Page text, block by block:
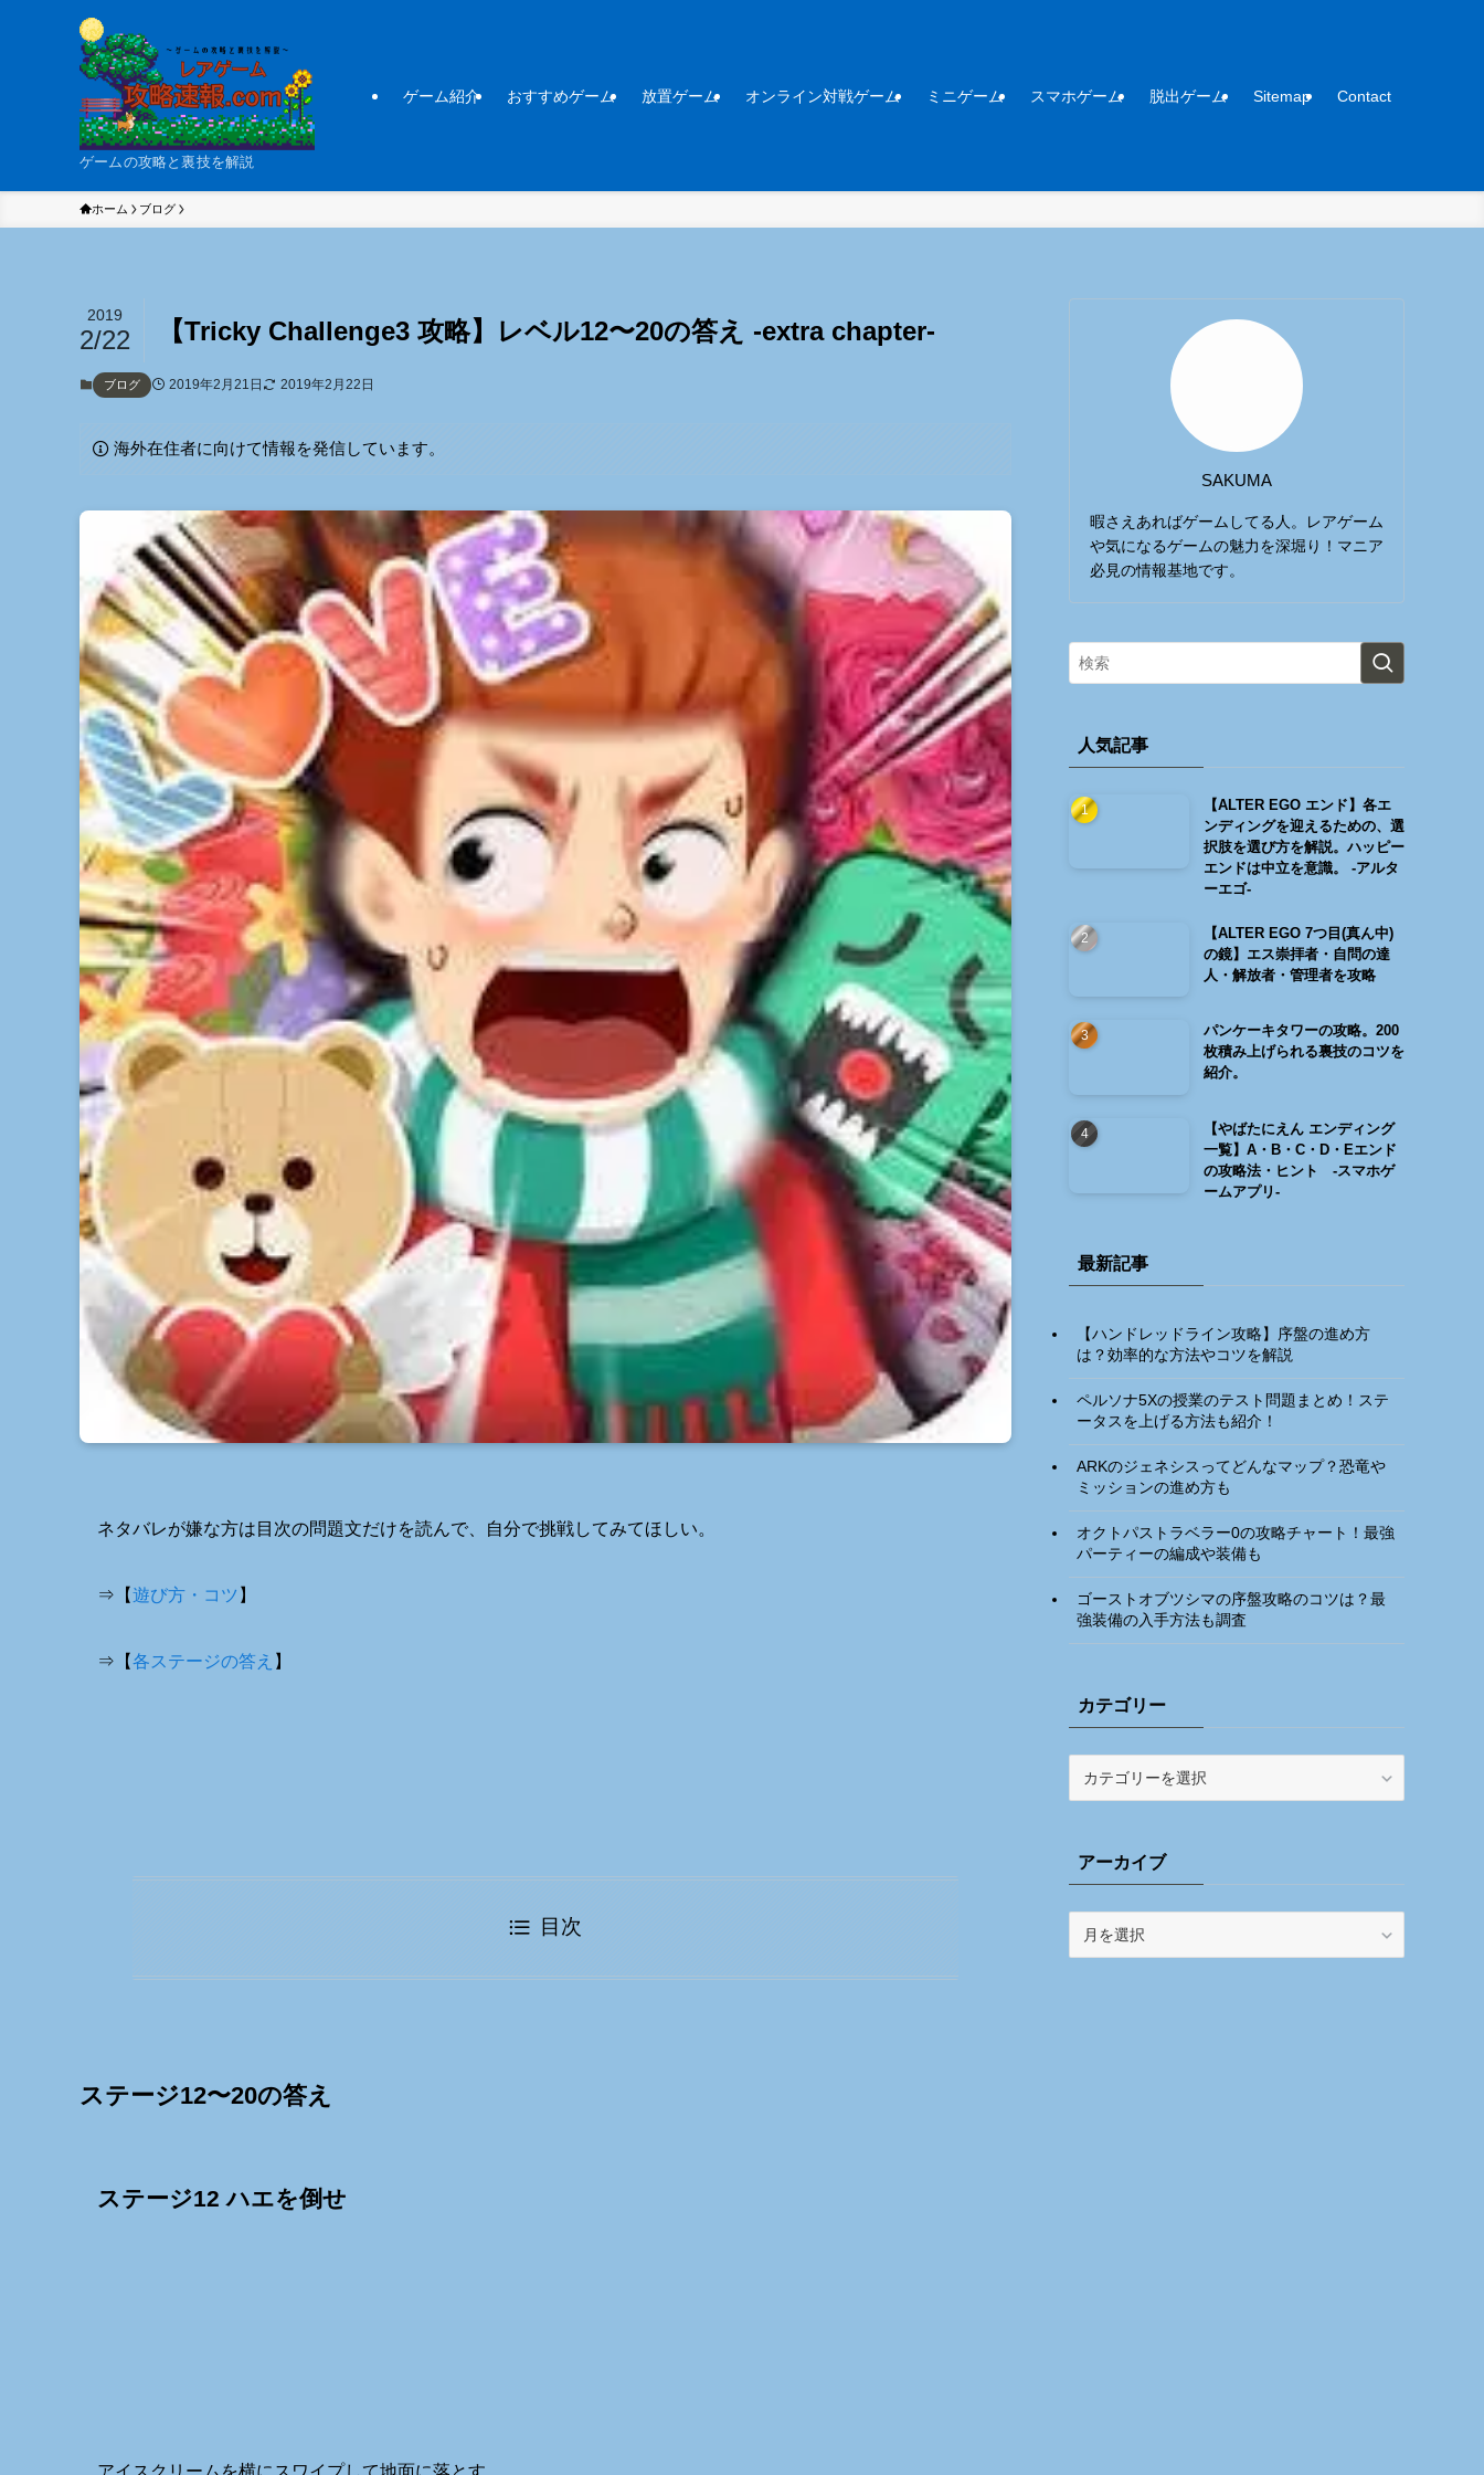
ゲームの攻略と裏技を解説
ゲーム紹介 おすすめゲーム 放置ゲーム オンライン対戦ゲーム ミニゲーム スマホゲーム 脱出ゲーム Sitemap Contact
ホーム ブログ
【Tricky Challenge3 攻略】レベル12〜20の答え -extra chapter-
2019
2/22
ブログ 2019年2月21日 2019年2月22日
海外在住者に向けて情報を発信しています。
ネタバレが嫌な方は目次の問題文だけを読んで、自分で挑戦してみてほしい。
⇒【遊び方・コツ 】
⇒【各ステージの答え 】
目次
ステージ12〜20の答え
ステージ12 ハエを倒せ
SAKUMA
暇さえあればゲームしてる人。レアゲーム
や気になるゲームの魅力を深堀り！マニア
必見の情報基地です。
人気記事
【ALTER EGO エンド】各エ
ンディングを迎えるための、選
択肢を選び方を解説。ハッピー
エンドは中立を意識。 -アルタ
ーエゴ-
【ALTER EGO 7つ目(真ん中)
の鏡】エス崇拝者・自問の達
人・解放者・管理者を攻略
パンケーキタワーの攻略。200
枚積み上げられる裏技のコツを
紹介。
【やばたにえん エンディング
一覧】A・B・C・D・Eエンド
の攻略法・ヒント -スマホゲ
ームアプリ-
最新記事
【ハンドレッドライン攻略】序盤の進め方
は？効率的な方法やコツを解説
ペルソナ5Xの授業のテスト問題まとめ！ステ
ータスを上げる方法も紹介！
ARKのジェネシスってどんなマップ？恐竜や
ミッションの進め方も
オクトパストラベラー0の攻略チャート！最強
パーティーの編成や装備も
ゴーストオブツシマの序盤攻略のコツは？最
強装備の入手方法も調査
カテゴリー
ーアーカイブ